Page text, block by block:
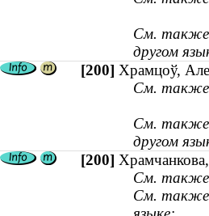
См. также
другом
[200] Храмцоў,
См.
См. также
другом
[200]
См.
См. также